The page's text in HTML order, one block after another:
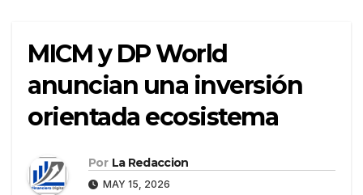
MICM y DP World
anuncian una inversión
orientada ecosistema
Por La Redaccion
MAY 15, 2026